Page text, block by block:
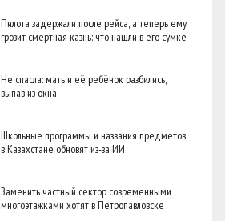
Пилота задержали после рейса, а теперь ему
грозит смертная казнь: что нашли в его сумке
Не спасла: мать и её ребёнок разбились,
выпав из окна
Школьные программы и названия предметов
в Казахстане обновят из-за ИИ
Заменить частный сектор современными
многоэтажками хотят в Петропавловске